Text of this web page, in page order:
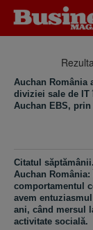
Auchan România
diviziei sale de IT
Auchan EBS,
Citatul
Auchan
comportamentul
avem
ani, când mersul
activitate socială.